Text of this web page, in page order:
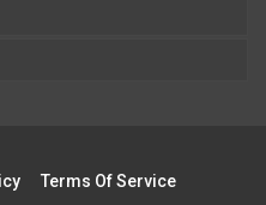
Terms Of Service